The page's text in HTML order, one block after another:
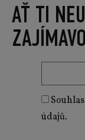
AŤ TI
údajů.